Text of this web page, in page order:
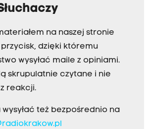
na naszej stronie
dzięki któremu
wysyłać maile z opiniami.
skrupulatnie czytane i nie
reakcji.
też bezpośrednio na